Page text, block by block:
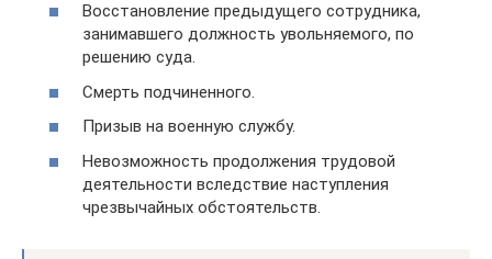
Восстановление предыдущего сотрудника,
занимавшего должность увольняемого, по
решению суда.
Смерть подчиненного.
Призыв на военную службу.
Невозможность продолжения трудовой
деятельности вследствие наступления
чрезвычайных обстоятельств.